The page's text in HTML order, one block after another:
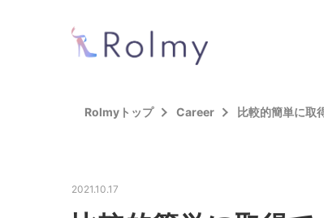
Rolmyトップ Career 比較的簡単に取
2021.10.17